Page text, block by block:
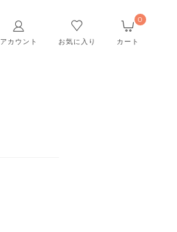
アカウント お気に入り カート
0